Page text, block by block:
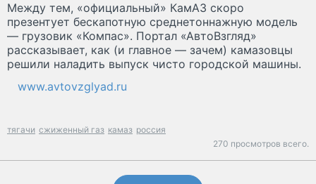
Между тем, «официальный» КамАЗ скоро
презентует бескапотную среднетоннажную модель
— грузовик «Компас». Портал «АвтоВзгляд»
рассказывает, как (и главное — зачем) камазовцы
решили наладить выпуск чисто городской машины.
www.avtovzglyad.ru
тягачи сжиженный газ камаз россия
270 просмотров всего.